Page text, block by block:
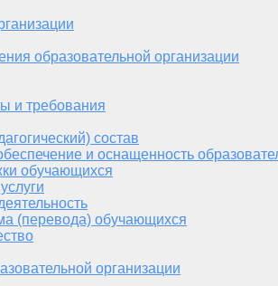
образовательной организации
и требования
состав
и оснащенность
обучающихся
(перевода) обучающихся
организации